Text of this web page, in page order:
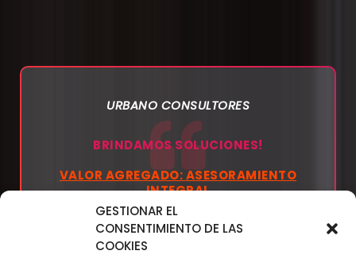
GESTIONAR EL
CONSENTIMIENTO DE LAS
COOKIES
URBANO CONSULTORES
BRINDAMOS SOLUCIONES!
VALOR AGREGADO: ASESORAMIENTO
INTEGRAL